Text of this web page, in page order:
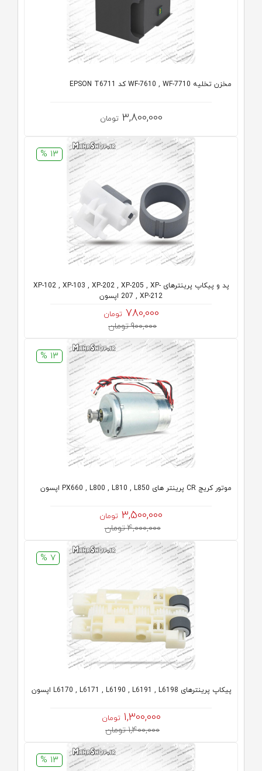
مخزن تخلیه WF-7610 , WF-7710 کد EPSON T6711
3,800,000 تومان
13 %
پد و پیکاپ پرینترهای XP-102 , XP-103 , XP-202 , XP-205 , XP-
207 , XP-212 اپسون
780,000 تومان
900,000 تومان
13 %
موتور کریج CR پرینتر های PX660 , L800 , L810 , L850 اپسون
3,500,000 تومان
4,000,000 تومان
7 %
پیکاپ پرینترهای L6170 , L6171 , L6190 , L6191 , L6198 اپسون
1,300,000 تومان
1,400,000 تومان
13 %